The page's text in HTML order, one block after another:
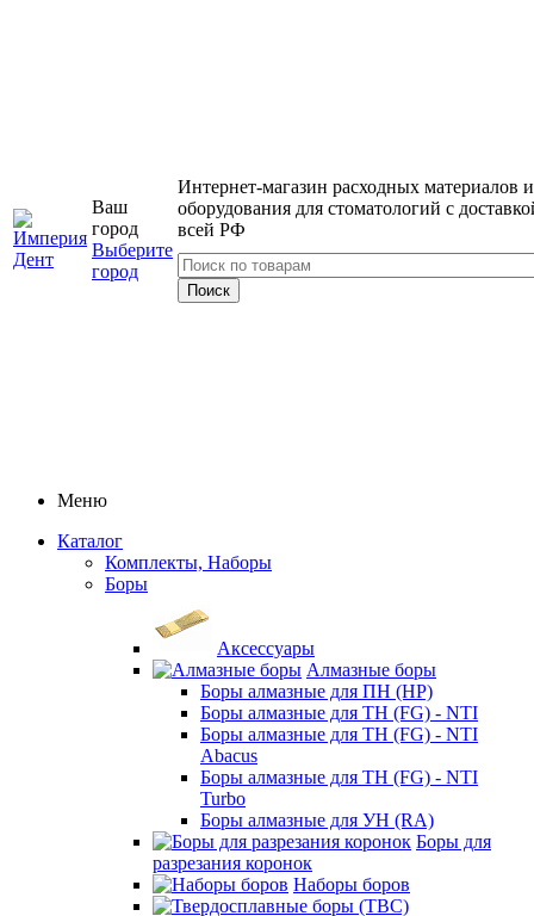
Ваш
город
Выберите
город
Интернет-магазин расходных материалов и
оборудования для стоматологий с
всей РФ
Меню
Каталог
Комплекты, Наборы
Боры
Аксессуары
Алмазные боры
Боры алмазные для ПН (HP)
Боры алмазные для ТН (FG) - NTI
Боры алмазные для ТН (FG) - NTI
Abacus
Боры алмазные для ТН (FG) - NTI
Turbo
Боры алмазные для УН (RA)
Боры для
разрезания коронок
Наборы боров